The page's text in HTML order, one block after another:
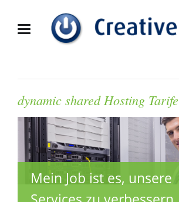
dynamic shared Hosting Tarife
Mein Job ist es, unsere